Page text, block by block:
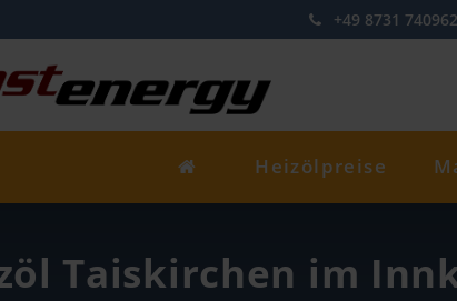
+49 8731
Heizölpreise
Taiskirchen im